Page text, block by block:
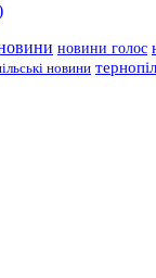
новини голос
новини